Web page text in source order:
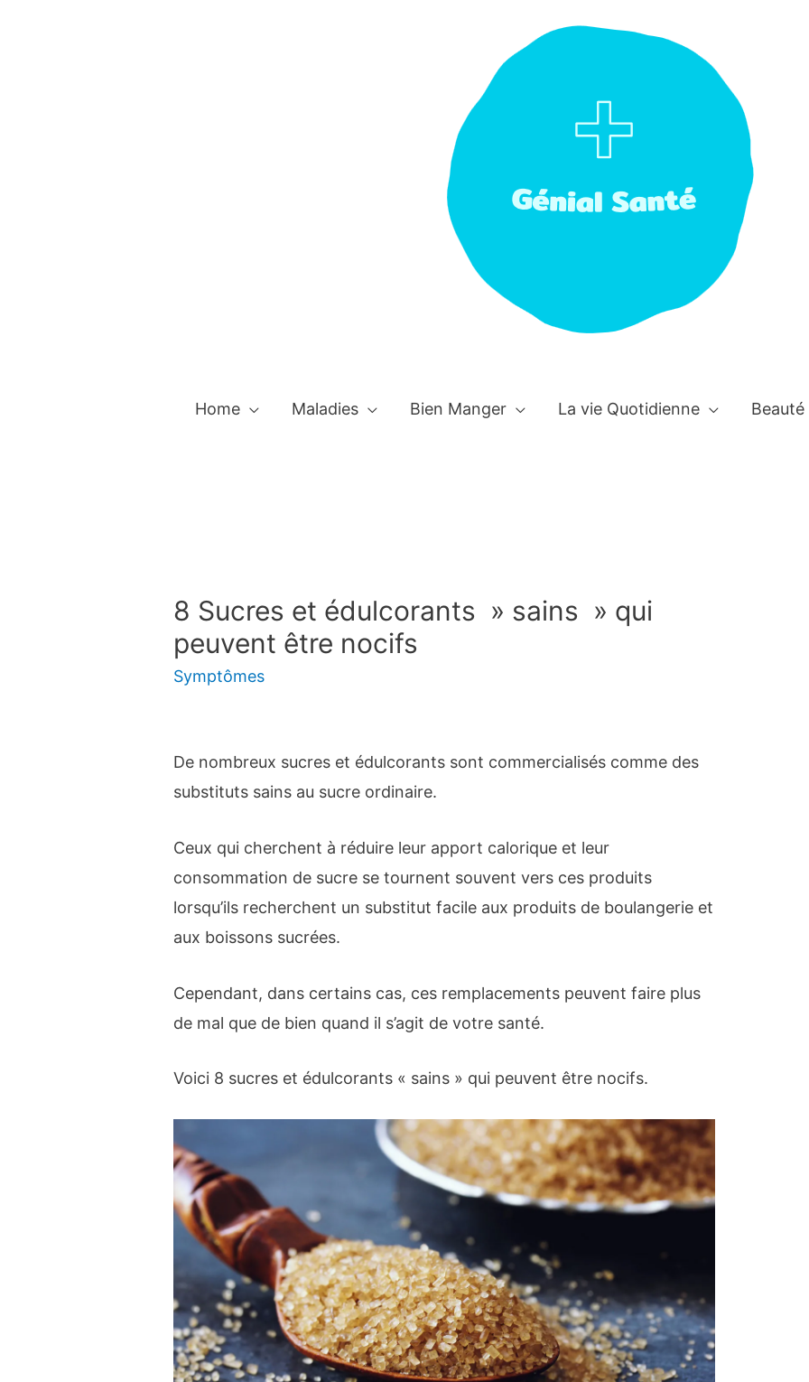
Home Maladies Bien Manger La vie Quotidienne Beauté
8 Sucres et édulcorants » sains » qui
peuvent être nocifs
Symptômes
De nombreux sucres et édulcorants sont commercialisés comme des
substituts sains au sucre ordinaire.
Ceux qui cherchent à réduire leur apport calorique et leur
consommation de sucre se tournent souvent vers ces produits
lorsqu’ils recherchent un substitut facile aux produits de boulangerie et
aux boissons sucrées.
Cependant, dans certains cas, ces remplacements peuvent faire plus
de mal que de bien quand il s’agit de votre santé.
Voici 8 sucres et édulcorants « sains » qui peuvent être nocifs.